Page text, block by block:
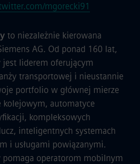
mgorecki91
to niezależnie kierowana
AG. Od ponad 160 lat,
liderem oferującym
transportowej i nieustannie
portfolio w głównej mierze
kolejowym, automatyce
kompleksowych
inteligentnych systemach
i usługami powiązanymi.
pomaga operatorom mobilnym